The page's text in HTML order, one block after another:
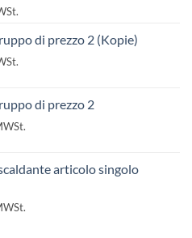
di prezzo 2 (Kopie)
di prezzo 2
articolo singolo